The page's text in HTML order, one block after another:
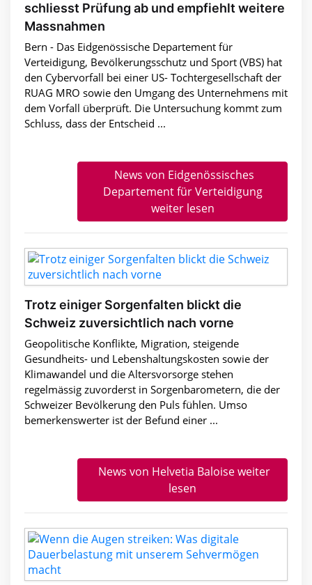
schliesst Prüfung ab und empfiehlt weitere
Massnahmen
Bern - Das Eidgenössische Departement für
Verteidigung, Bevölkerungsschutz und Sport (VBS) hat
den Cybervorfall bei einer US- Tochtergesellschaft der
RUAG MRO sowie den Umgang des Unternehmens mit
dem Vorfall überprüft. Die Untersuchung kommt zum
Schluss, dass der Entscheid ...
News von Eidgenössisches
Departement für Verteidigung
weiter lesen
Trotz einiger Sorgenfalten blickt die
Schweiz zuversichtlich nach vorne
Geopolitische Konflikte, Migration, steigende
Gesundheits- und Lebenshaltungskosten sowie der
Klimawandel und die Altersvorsorge stehen
regelmässig zuvorderst in Sorgenbarometern, die der
Schweizer Bevölkerung den Puls fühlen. Umso
bemerkenswerter ist der Befund einer ...
News von Helvetia Baloise weiter
lesen